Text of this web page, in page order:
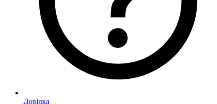
Довідка